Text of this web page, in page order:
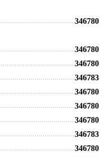
346780
346780
346780
346783
346780
346780
346780
346783
346780